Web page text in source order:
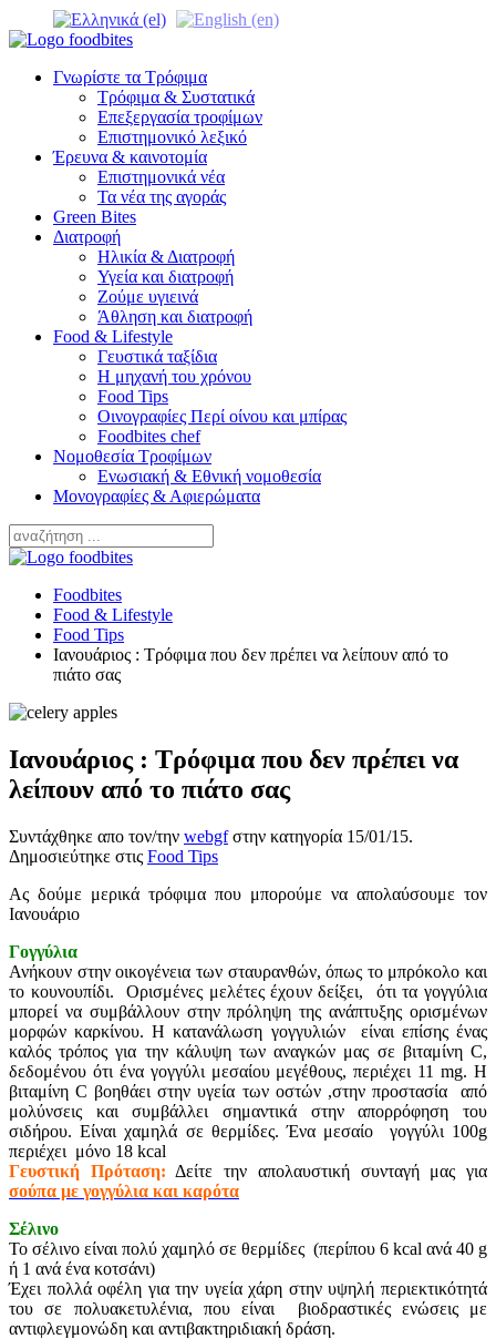
Γνωρίστε τα Τρόφιμα
Τρόφιμα & Συστατικά
Επεξεργασία τροφίμων
Επιστημονικό λεξικό
Έρευνα & καινοτομία
Επιστημονικά νέα
Τα νέα της αγοράς
Green Bites
Διατροφή
Ηλικία & Διατροφή
Υγεία και διατροφή
Ζούμε υγιεινά
Άθληση και διατροφή
Food & Lifestyle
Γευστικά ταξίδια
Η μηχανή του χρόνου
Food Tips
Οινογραφίες Περί οίνου και μπίρας
Foodbites chef
Νομοθεσία Τροφίμων
Ενωσιακή & Εθνική νομοθεσία
Μονογραφίες & Αφιερώματα
Foodbites
Food & Lifestyle
Food Tips
Ιανουάριος : Τρόφιμα που δεν πρέπει να λείπουν από το
πιάτο σας
Ιανουάριος : Τρόφιμα που δεν πρέπει να
λείπουν από το πιάτο σας
Συντάχθηκε απο τον/την webgfστην κατηγορία 15/01/15.
Δημοσιεύτηκε στις Food Tips
Ας δούμε μερικά τρόφιμα που μπορούμε να απολαύσουμε τον
Ιανουάριο
Γογγύλια
Ανήκουν στην οικογένεια των σταυρανθών, όπως το μπρόκολο και
το κουνουπίδι. Ορισμένες μελέτες έχουν δείξει, ότι τα γογγύλια
μπορεί να συμβάλλουν στην πρόληψη της ανάπτυξης ορισμένων
μορφών καρκίνου. Η κατανάλωση γογγυλιών είναι επίσης ένας
καλός τρόπος για την κάλυψη των αναγκών μας σε βιταμίνη C,
δεδομένου ότι ένα γογγύλι μεσαίου μεγέθους, περιέχει 11 mg. Η
βιταμίνη C βοηθάει στην υγεία των οστών ,στην προστασία από
μολύνσεις και συμβάλλει σημαντικά στην απορρόφηση του
σιδήρου. Είναι χαμηλά σε θερμίδες. Ένα μεσαίο γογγύλι 100g
περιέχει μόνο 18 kcal
Γευστική Πρόταση: Δείτε την απολαυστική συνταγή μας για
σούπα με γογγύλια και καρότα
Σέλινο
Το σέλινο είναι πολύ χαμηλό σε θερμίδες (περίπου 6 kcal ανά 40 g
ή 1 ανά ένα κοτσάνι)
Έχει πολλά οφέλη για την υγεία χάρη στην υψηλή περιεκτικότητά
του σε πολυακετυλένια, που είναι βιοδραστικές ενώσεις με
αντιφλεγμονώδη και αντιβακτηριδιακή δράση.